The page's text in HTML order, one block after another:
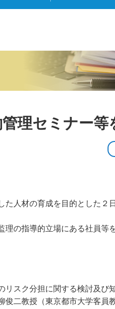
理セミナー等
人材の育成を目的とした２
の指導的立場にある社員等
スク分担に関する検討及び
二教授（東京都市大学客員